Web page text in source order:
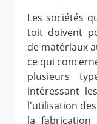
Les sociétés
toit doivent
de matériaux
ce qui
plusieurs
intéressant
l'utilisation
la